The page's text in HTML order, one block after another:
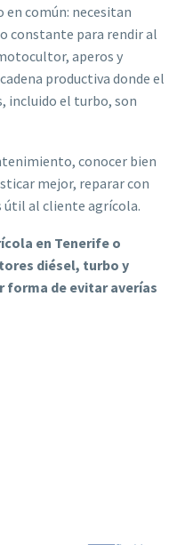
común: necesitan
constante para rendir al
aperos y
productiva donde el
incluido el turbo, son
conocer bien
mejor, reparar con
útil al cliente agrícola.
en Tenerife o
diésel, turbo y
forma de evitar averías